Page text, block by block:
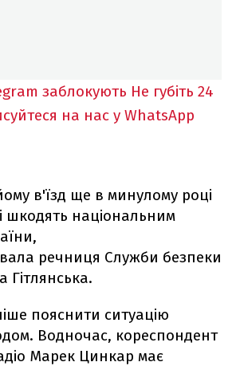
заблокують Не губіть 24
на нас у WhatsApp
в'їзд ще в минулому році
шкодять національним
речниця Служби безпеки
Гітлянська.
пояснити ситуацію
Водночас, кореспондент
Марек Цинкар має